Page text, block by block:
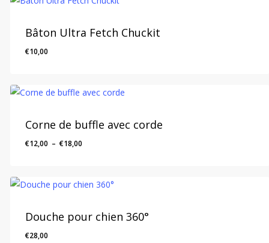
Bâton Ultra Fetch Chuckit
€10,00
Corne de buffle avec corde
€12,00 – €18,00
€12,00
Douche pour chien 360°
€28,00